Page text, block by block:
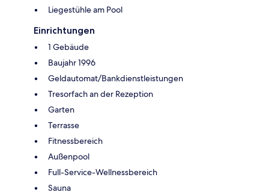
Liegestühle am Pool
Einrichtungen
1 Gebäude
Baujahr 1996
Geldautomat/Bankdienstleistungen
Tresorfach an der Rezeption
Garten
Terrasse
Fitnessbereich
Außenpool
Full-Service-Wellnessbereich
Sauna